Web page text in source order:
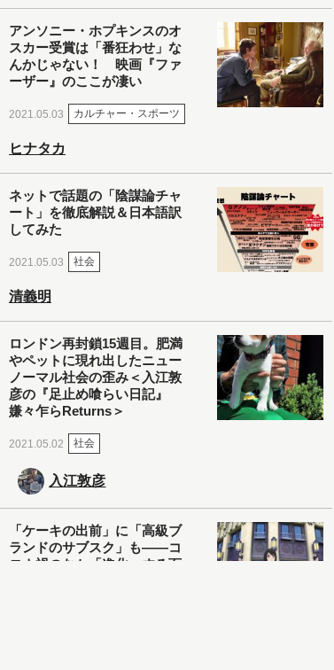
アンソニー・ホプキンスのオ
スカー受賞は「番狂わせ」な
んかじゃない！ 映画『ファ
ーザー』のここが凄い
2021.05.03 カルチャー・スポーツ
ヒナタカ
ネットで話題の「陰謀論チャ
ート」を徹底解説＆日本語訳
してみた
2021.05.03 社会
清義明
ロンドン再封鎖15週目。肥満
やペットに現れ出したニュー
ノーマル社会の歪み＜入江敦
彦の『足止め喰らい日記』
嫌々乍らReturns＞
2021.05.02 社会
入江敦彦
「ケーキの出前」に「高級ブ
ランドのサブスク」も――コ
ロナ禍のなか「進化」する百